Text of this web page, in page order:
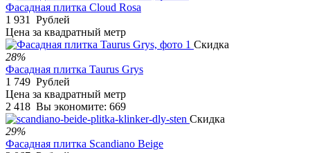
Фасадная плитка Cloud Rosa
1 931
Рублей
Цена за квадратный метр
Скидка
28%
Фасадная плитка Taurus Grys
1 749 Рублей
Цена за квадратный метр
2 418 Вы экономите: 669
Скидка
29%
Фасадная плитка Scandiano Beige